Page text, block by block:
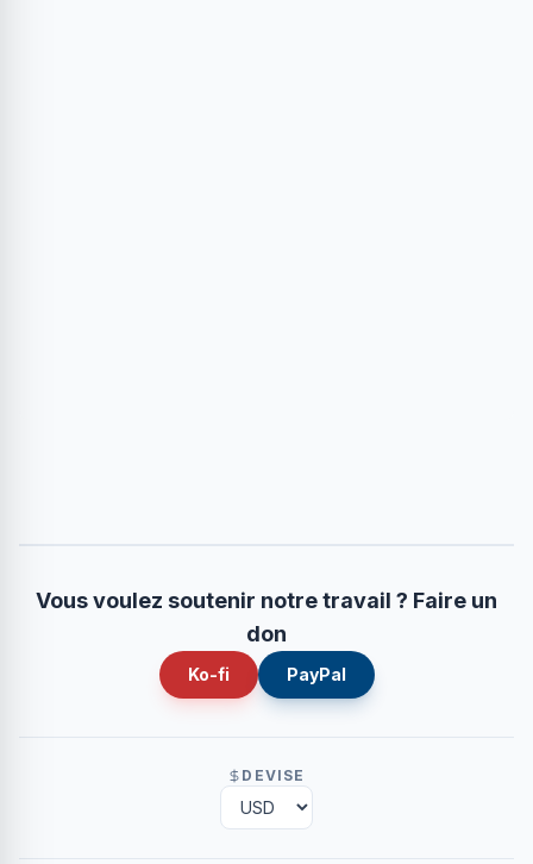
Vous voulez soutenir notre travail ? Faire un
don
Ko-fi PayPal
DEVISE